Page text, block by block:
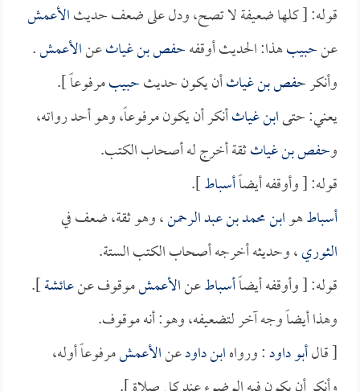
قوله: [ كلها ضعيفة لا تصح، ودل على ضعف حديثالأعمش
عنحبيبهذا: الحديث أوقفهحفص بن غياثعنالأعمش.
وأنكرحفص بن غياثأن يكون حديثحبيبمرفوعاً ].
يعني: حتىابن غياثأنكر أن يكون مرفوعاً، وهو أحد رواته،
وحفص بن غياثثقة أخرج له أصحاب الكتب.
قوله: [ وأوقفه أيضاًأسباط].
أسباطهوابن محمد بن عبد الرحمن، وهو ثقة، ضعف في
الثوري، وحديثه أخرجه أصحاب الكتب الستة.
قوله: [ وأوقفه أيضاًأسباطعنالأعمشموقوف عنعائشة].
وهذا أيضاً وجه آخر لتضعيفه، وهو: أنه موقوف.
[ قالأبو داود: ورواهابن داودعنالأعمشمرفوعاً أوله،